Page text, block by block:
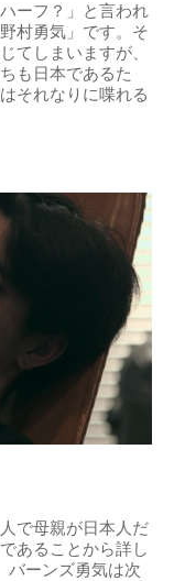
ーフ？」と言われ
村勇気」です。そ
てしまいますが、
も日本であるた
それなりに喋れる
で母親が日本人だ
あることから詳し
バーンズ勇気は次